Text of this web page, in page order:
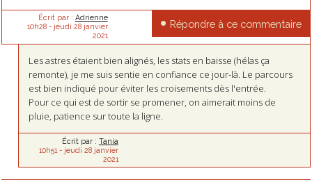
Écrit par : Adrienne
10h28- jeudi 28 janvier
2021
Répondre à ce commentaire
Les astres étaient bien alignés, les stats en baisse (hélas ça
remonte), je me suis sentie en confiance ce jour-là. Le parcours
est bien indiqué pour éviter les croisements dès l'entrée.
Pour ce qui est de sortir se promener, on aimerait moins de
pluie, patience sur toute la ligne.
Écrit par : Tania
10h51 - jeudi 28 janvier
2021